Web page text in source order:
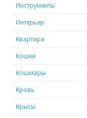
Инструменты
Интерьер
Квартира
Кошки
Кошмары
Кровь
Крысы